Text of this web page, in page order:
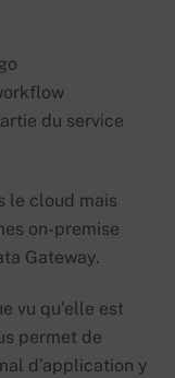
du service
le cloud mais
on-premise
Gateway.
vu qu’elle est
permet de
d’application y